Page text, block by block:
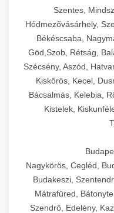
Szentes,
Hódmezővásárhely,
Békéscsaba,
Göd,Szob, Rétság,
Szécsény, Aszód,
Kiskőrös, Kecel,
Bácsalmás, Kelebia,
Kistelek,
Nagykörös, Cegléd,
Budakeszi,
Mátrafüred,
Szendrő, Edelény,